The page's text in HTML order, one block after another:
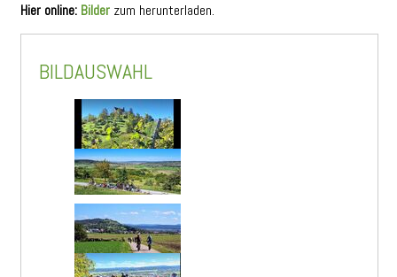
Hier online: Bilder zum herunterladen.
BILDAUSWAHL